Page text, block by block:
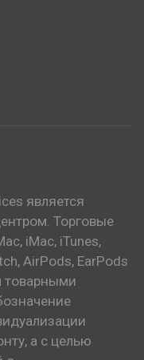
является
Торговые
iMac, iTunes,
AirPods, EarPods
товарными
а с целью